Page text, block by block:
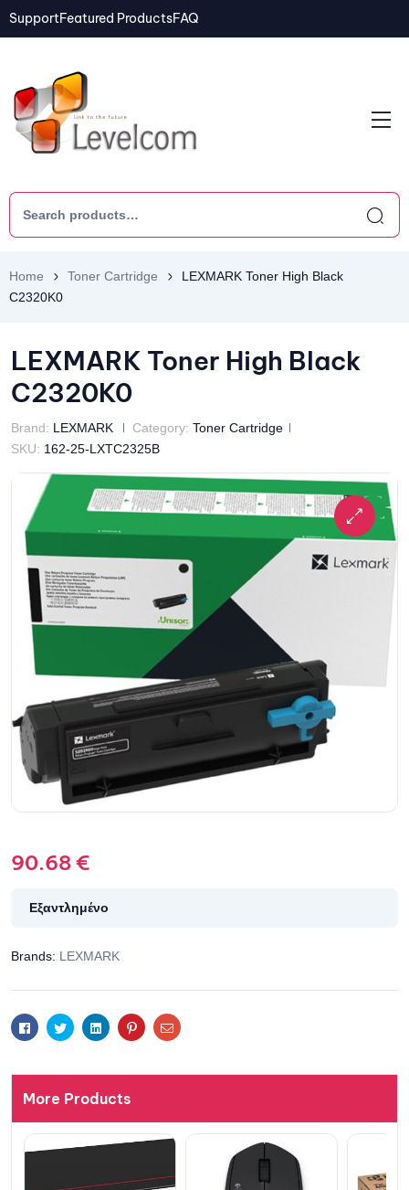
SupportFeatured ProductsFAQ
Home Toner Cartridge
LEXMARK Toner High Black
C2320K0
LEXMARK Toner High Black
C2320K0
Brand: LEXMARK Category: Toner Cartridge
SKU: 162-25-LXTC2325B
90.68€
Εξαντλημένο
Brands: LEXMARK
FacebookTwitterLinkedinPinterestEmail
More Products